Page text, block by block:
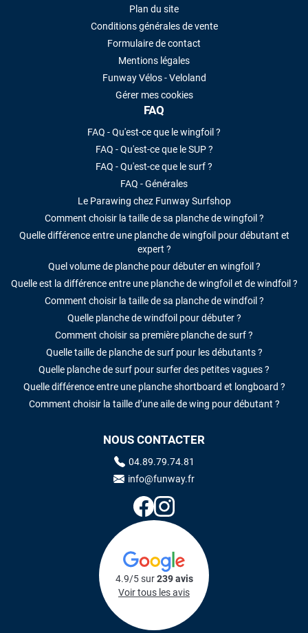
Plan du site
Conditions générales de vente
Formulaire de contact
Mentions légales
Funway Vélos - Veloland
Gérer mes cookies
FAQ
FAQ - Qu'est-ce que le wingfoil ?
FAQ - Qu'est-ce que le SUP ?
FAQ - Qu'est-ce que le surf ?
FAQ - Générales
Le Parawing chez Funway Surfshop
Comment choisir la taille de sa planche de wingfoil ?
Quelle différence entre une planche de wingfoil pour débutant et
expert ?
Quel volume de planche pour débuter en wingfoil ?
Quelle est la différence entre une planche de wingfoil et de windfoil ?
Comment choisir la taille de sa planche de windfoil ?
Quelle planche de windfoil pour débuter ?
Comment choisir sa première planche de surf ?
Quelle taille de planche de surf pour les débutants ?
Quelle planche de surf pour surfer des petites vagues ?
Quelle différence entre une planche shortboard et longboard ?
Comment choisir la taille d’une aile de wing pour débutant ?
NOUS CONTACTER
04.89.79.74.81
info@funway.fr
4.9/5 sur239 avis
Voir tous les avis